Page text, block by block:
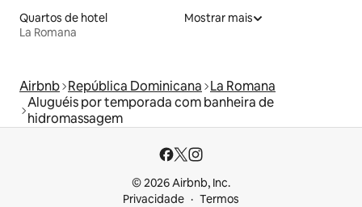
Quartos de hotel
La Romana
Mostrar mais
Airbnb República Dominicana La Romana
Aluguéis por temporada com banheira de
hidromassagem
© 2026 Airbnb, Inc.
Privacidade
Termos